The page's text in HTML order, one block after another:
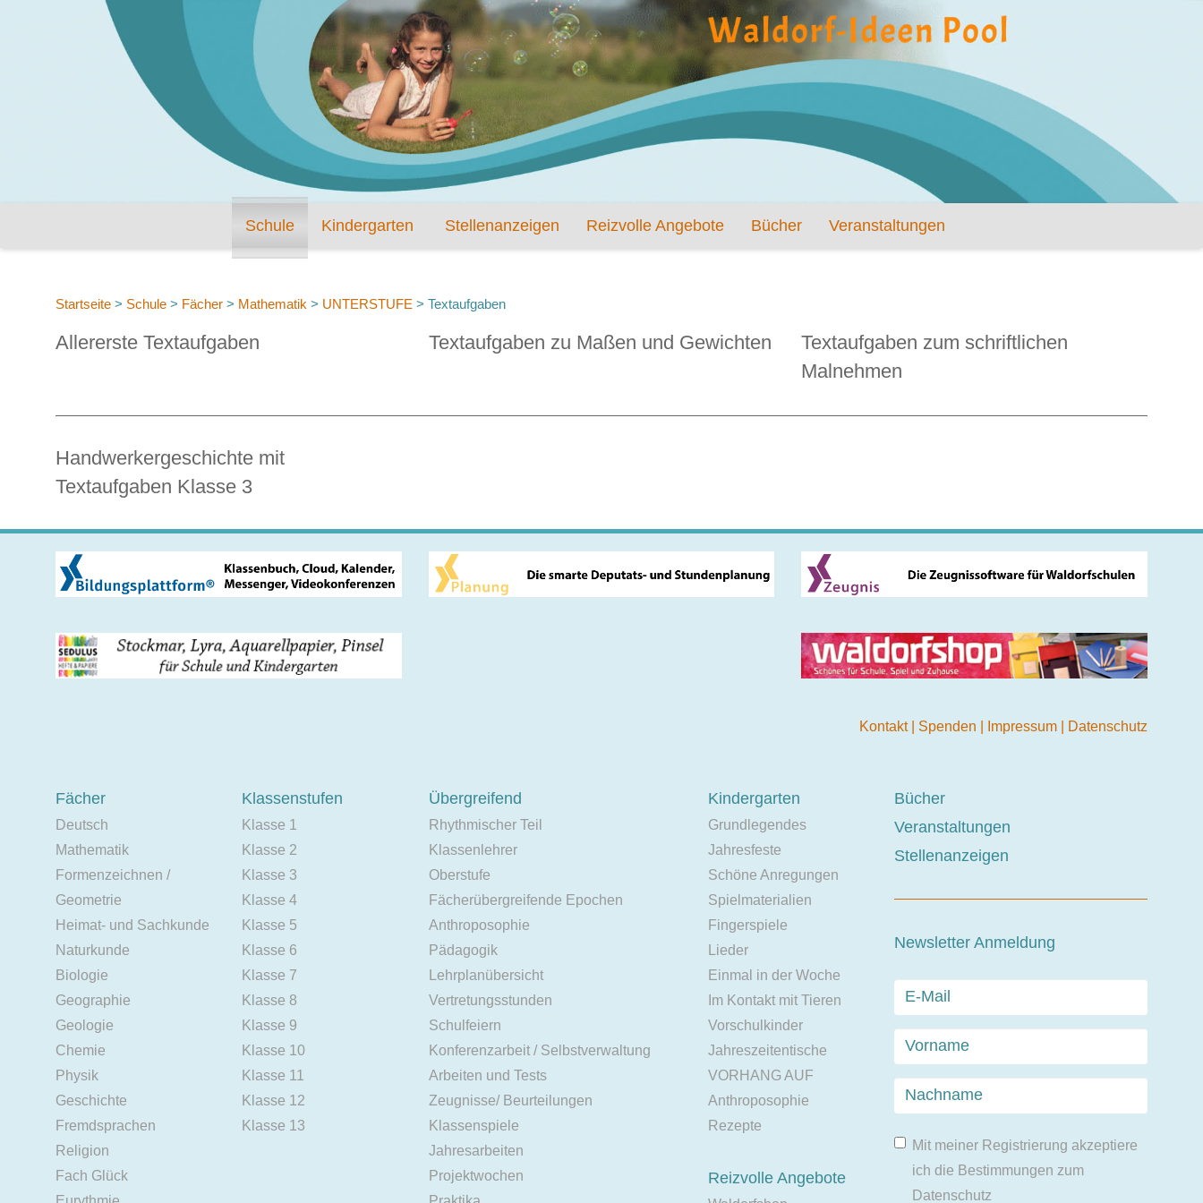
Schule Kindergarten Stellenanzeigen Reizvolle Angebote Bücher Veranstaltungen
Startseite > Schule > Fächer > Mathematik > UNTERSTUFE > Textaufgaben
Allererste Textaufgaben Textaufgaben zu Maßen und Gewichten
Textaufgaben zum schriftlichen
Malnehmen
Handwerkergeschichte mit
Textaufgaben Klasse 3
Kontakt Spenden Impressum Datenschutz
Fächer
Deutsch
Mathematik
Formenzeichnen /
Geometrie
Heimat- und Sachkunde
Naturkunde
Biologie
Geographie
Geologie
Chemie
Physik
Geschichte
Fremdsprachen
Religion
Fach Glück
Klassenstufen
Klasse 1
Klasse 2
Klasse 3
Klasse 4
Klasse 5
Klasse 6
Klasse 7
Klasse 8
Klasse 9
Klasse 10
Klasse 11
Klasse 12
Klasse 13
Übergreifend
Rhythmischer Teil
Klassenlehrer
Oberstufe
Fächerübergreifende Epochen
Anthroposophie
Pädagogik
Lehrplanübersicht
Vertretungsstunden
Schulfeiern
Konferenzarbeit / Selbstverwaltung
Arbeiten und Tests
Zeugnisse/ Beurteilungen
Klassenspiele
Jahresarbeiten
Projektwochen
Kindergarten
Grundlegendes
Jahresfeste
Schöne Anregungen
Spielmaterialien
Fingerspiele
Lieder
Einmal in der Woche
Im Kontakt mit Tieren
Vorschulkinder
Jahreszeitentische
VORHANG AUF
Anthroposophie
Rezepte
Reizvolle Angebote
Bücher
Veranstaltungen
Stellenanzeigen
Newsletter Anmeldung
Mit meiner Registrierung akzeptiere
ich die Bestimmungen zum
Datenschutz